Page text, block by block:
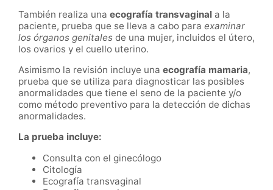
También realiza una ecografía transvaginal a la
paciente, prueba que se lleva a cabo para examinar
los órganos genitales de una mujer, incluidos el útero,
los ovarios y el cuello uterino.
Asimismo la revisión incluye una ecografía mamaria,
prueba que se utiliza para diagnosticar las posibles
anormalidades que tiene el seno de la paciente y/o
como método preventivo para la detección de dichas
anormalidades.
La prueba incluye:
Consulta con el ginecólogo
Citología
Ecografía transvaginal